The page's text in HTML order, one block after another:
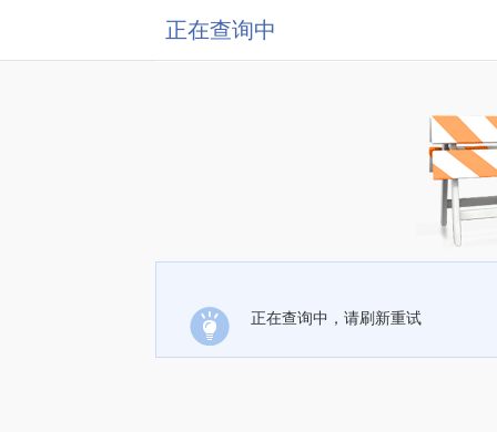
正在查询中
正在查询中，请刷新重试